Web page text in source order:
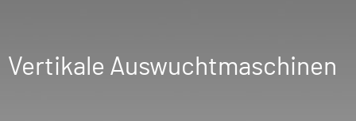
Vertikale Auswuchtmaschinen